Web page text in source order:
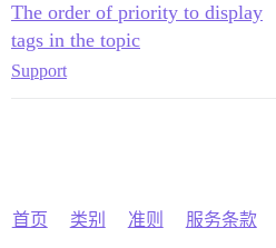
The order of priority to display
tags in the topic
Support
首页 类别 准则 服务条款